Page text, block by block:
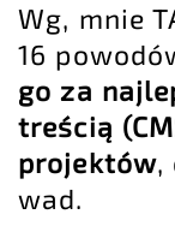
Wg, mnie
16
go za
treścią
projektów,
wad.